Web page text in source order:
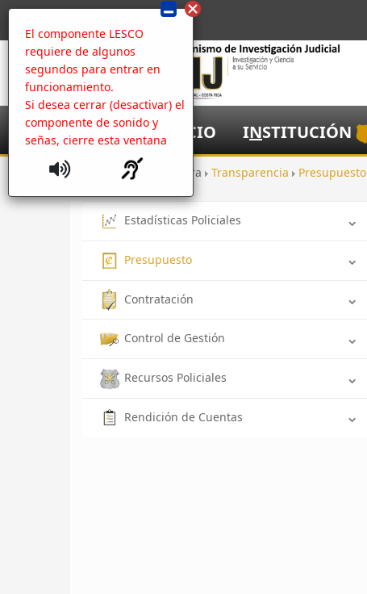
El componente LESCO
requiere de algunos
segundos para entrar en
funcionamiento.
Si desea cerrar (desactivar) el
componente de sonido y
señas, cierre esta ventana
NICIO INSTITUCIÓN
Inicio Apertura Transparencia Presupuesto
Estadísticas Policiales
Presupuesto
Contratación
Control de Gestión
Recursos Policiales
Rendición de Cuentas